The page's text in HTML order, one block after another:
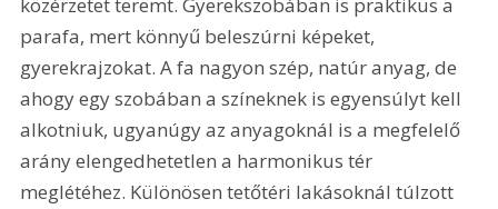
közérzetet teremt. Gyerekszobában is praktikus a
parafa, mert könnyű beleszúrni képeket,
gyerekrajzokat. A fa nagyon szép, natúr anyag, de
ahogy egy szobában a színeknek is egyensúlyt kell
alkotniuk, ugyanúgy az anyagoknál is a megfelelő
arány elengedhetetlen a harmonikus tér
meglétéhez. Különösen tetőtéri lakásoknál túlzott